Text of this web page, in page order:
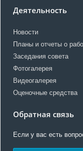
Деятельность
Новости
Планы и отчеты о
Заседания совета
Фотогалерея
Видеогалерея
Оценочные средства
Обратная связь
Если у вас есть